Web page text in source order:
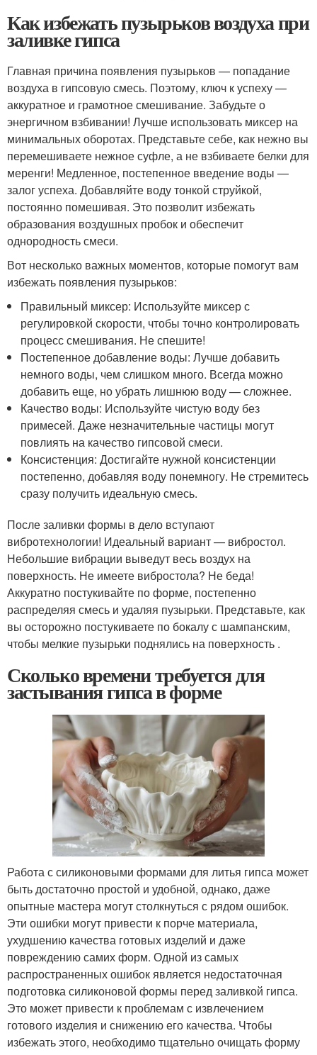
Как избежать пузырьков воздуха при
заливке гипса
Главная причина появления пузырьков — попадание
воздуха в гипсовую смесь. Поэтому, ключ к успеху —
аккуратное и грамотное смешивание. Забудьте о
энергичном взбивании! Лучше использовать миксер на
минимальных оборотах. Представьте себе, как нежно вы
перемешиваете нежное суфле, а не взбиваете белки для
меренги! Медленное, постепенное введение воды —
залог успеха. Добавляйте воду тонкой струйкой,
постоянно помешивая. Это позволит избежать
образования воздушных пробок и обеспечит
однородность смеси.
Вот несколько важных моментов, которые помогут вам
избежать появления пузырьков:
Правильный миксер: Используйте миксер с
регулировкой скорости, чтобы точно контролировать
процесс смешивания. Не спешите!
Постепенное добавление воды: Лучше добавить
немного воды, чем слишком много. Всегда можно
добавить еще, но убрать лишнюю воду — сложнее.
Качество воды: Используйте чистую воду без
примесей. Даже незначительные частицы могут
повлиять на качество гипсовой смеси.
Консистенция: Достигайте нужной консистенции
постепенно, добавляя воду понемногу. Не стремитесь
сразу получить идеальную смесь.
После заливки формы в дело вступают
вибротехнологии! Идеальный вариант — вибростол.
Небольшие вибрации выведут весь воздух на
поверхность. Не имеете вибростола? Не беда!
Аккуратно постукивайте по форме, постепенно
распределяя смесь и удаляя пузырьки. Представьте, как
вы осторожно постукиваете по бокалу с шампанским,
чтобы мелкие пузырьки поднялись на поверхность .
Сколько времени требуется для
застывания гипса в форме
Работа с силиконовыми формами для литья гипса может
быть достаточно простой и удобной, однако, даже
опытные мастера могут столкнуться с рядом ошибок.
Эти ошибки могут привести к порче материала,
ухудшению качества готовых изделий и даже
повреждению самих форм. Одной из самых
распространенных ошибок является недостаточная
подготовка силиконовой формы перед заливкой гипса.
Это может привести к проблемам с извлечением
готового изделия и снижению его качества. Чтобы
избежать этого, необходимо тщательно очищать форму